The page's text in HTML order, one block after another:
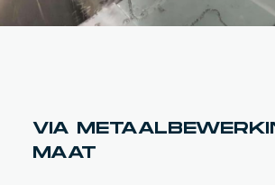
VIA
MAAT